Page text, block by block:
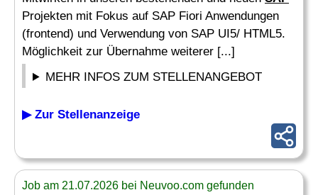
Projekten mit Fokus auf SAP Fiori Anwendungen
(frontend) und Verwendung von SAP UI5/ HTML5.
Möglichkeit zur Übernahme weiterer [...]
MEHR INFOS ZUM STELLENANGEBOT
▶ Zur Stellenanzeige
Job am 21.07.2026 bei Neuvoo.com gefunden